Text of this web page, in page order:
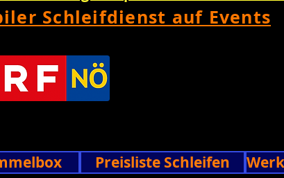
Schleifdienst auf Events
Preisliste Schleifen